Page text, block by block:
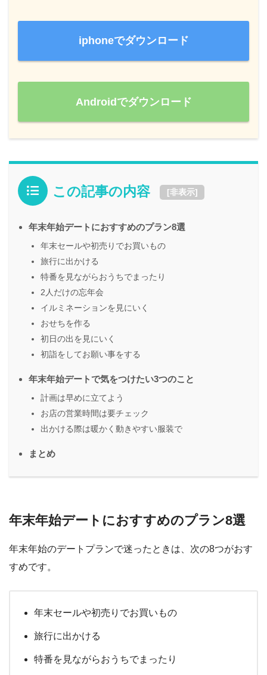
iphoneでダウンロード
Androidでダウンロード
この記事の内容 [非表示]
年末年始デートにおすすめのプラン8選
年末セールや初売りでお買いもの
旅行に出かける
特番を見ながらおうちでまったり
2人だけの忘年会
イルミネーションを見にいく
おせちを作る
初日の出を見にいく
初詣をしてお願い事をする
年末年始デートで気をつけたい3つのこと
計画は早めに立てよう
お店の営業時間は要チェック
出かける際は暖かく動きやすい服装で
まとめ
年末年始デートにおすすめのプラン8選
年末年始のデートプランで迷ったときは、次の8つがおす
すめです。
年末セールや初売りでお買いもの
旅行に出かける
特番を見ながらおうちでまったり